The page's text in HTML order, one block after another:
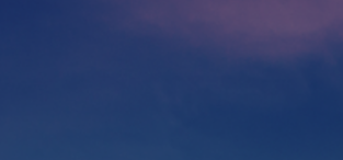
Devenez Notre Partenaire